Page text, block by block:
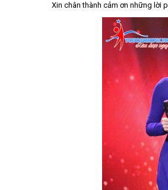
Xin chân thành cảm ơn những lời